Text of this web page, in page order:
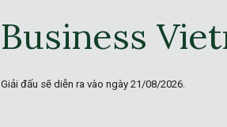
Business
Giải đấu sẽ diễn ra vào ngày 21/08/2026.